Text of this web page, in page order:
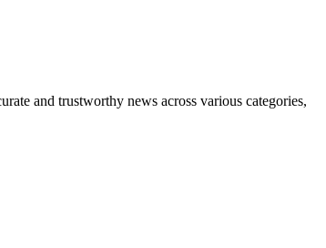
and trustworthy news across various categories,